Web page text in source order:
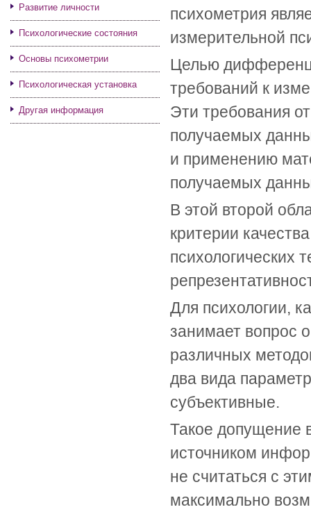
психометрия
измерительной
Целью
требований к
Эти требования
получаемых
и применению
получаемых
В этой второй
критерии
психологических
Для психологии,
занимает вопрос
различных
два вида
субъективные.
Такое допущение
источником
не считаться с
максимально
Развитие личности
Психологические состояния
Основы психометрии
Психологическая установка
Другая информация